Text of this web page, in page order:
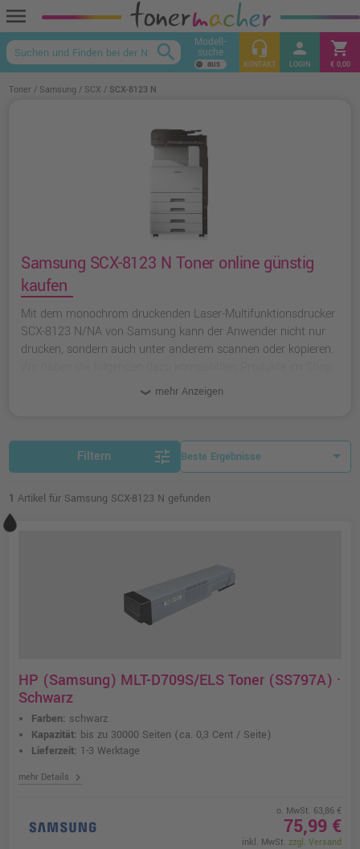
menu
keyboard_arrow_up
search Modell-
suche headset_mic
KONTAKT
person
LOGIN
shopping_cart
€ 0,00
Toner Samsung SCX SCX-8123 N
Samsung SCX-8123 N Toner online günstig
kaufen
Mit dem monochrom druckenden Laser-Multifunktionsdrucker
SCX-8123 N/NA von Samsung kann der Anwender nicht nur
drucken, sondern auch unter anderem scannen oder kopieren.
originale Toner und Zubehör-Artikel.
mehr Anzeigen
Filtern tune
1 Artikel für Samsung SCX-8123 N gefunden
HP (Samsung) MLT-D709S/ELS Toner (SS797A) ·
Schwarz
Farben: schwarz
Kapazität: bis zu 30000 Seiten (ca. 0,3 Cent / Seite)
Lieferzeit: 1-3 Werktage
mehr Details chevron_right
o. MwSt. 63,86 €
75,99 €
inkl. MwSt. zzgl. Versand